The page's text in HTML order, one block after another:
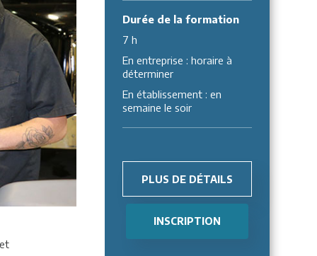
Durée de la formation
7 h
En entreprise : horaire à
déterminer
En établissement : en
semaine le soir
PLUS DE DÉTAILS
INSCRIPTION